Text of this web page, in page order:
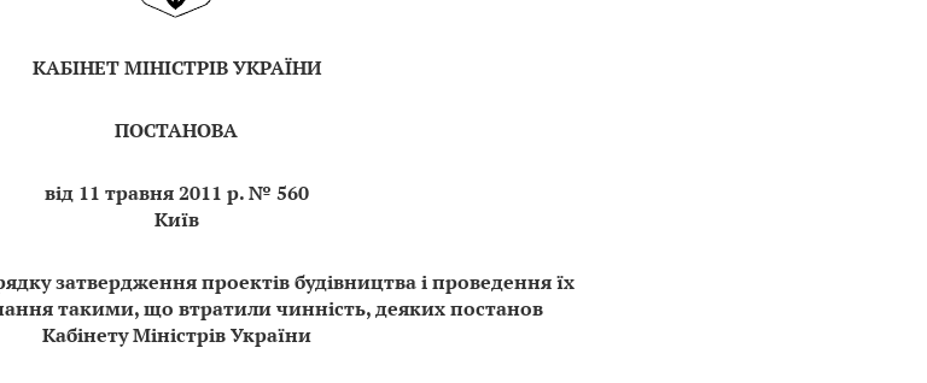
КАБІНЕТ МІНІСТРІВ УКРАЇНИ
ПОСТАНОВА
від 11 травня 2011 р. № 560
Київ
затвердження проектів будівництва і проведення їх
такими, що втратили чинність, деяких постанов
Кабінету Міністрів України